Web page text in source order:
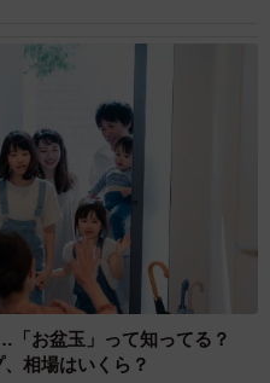
お盆玉」って知ってる？
相場はいくら？